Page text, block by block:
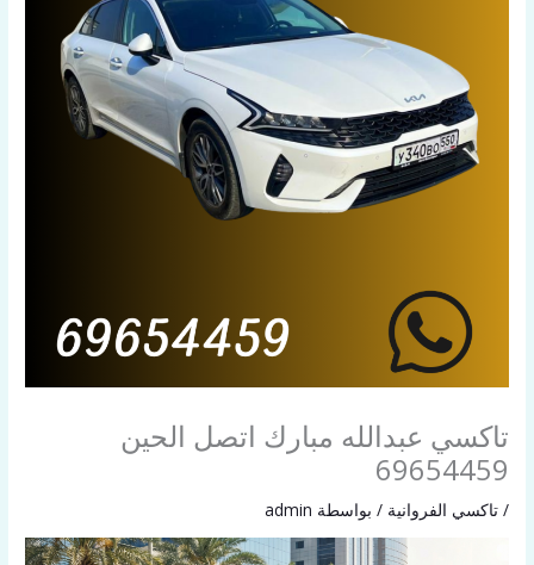
تاكسي عبدالله مبارك اتصل الحين
69654459
/تاكسي الفروانية / بواسطة admin